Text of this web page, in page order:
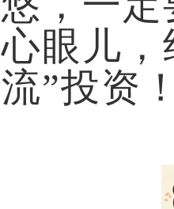
心眼儿，
流”投资